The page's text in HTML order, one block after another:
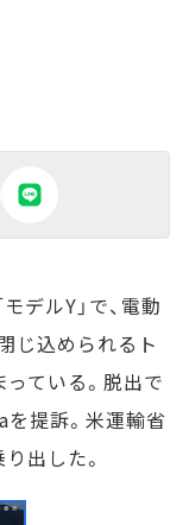
デルY」で、電動
じ込められるト
ている。脱出で
提訴。米運輸省
出した。